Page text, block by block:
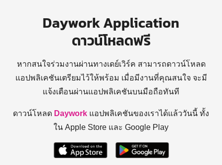
Daywork Application
ดาวน์โหลดฟรี
หากสนใจร่วมงานผ่านทางเดย์เวิร์ค สามารถดาวน์โหลด
แอปพลิเคชันเตรียมไว้ให้พร้อม เมื่อมีงานที่คุณสนใจ จะมี
แจ้งเตือนผ่านแอปพลิเคชันบนมือถือทันที
ดาวน์โหลด Daywork แอปพลิเคชันของเราได้แล้ววันนี้ ทั้ง
ใน Apple Store และ Google Play